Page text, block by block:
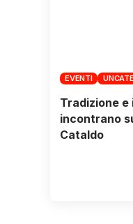
EVENTI
Tradizione e
incontrano
Cataldo